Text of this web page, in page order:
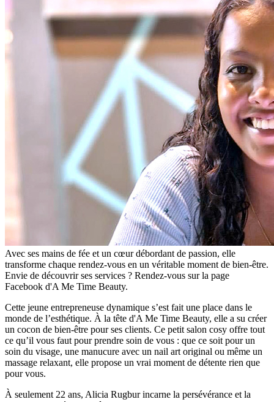
Avec ses mains de fée et un cœur débordant de passion, elle
transforme chaque rendez-vous en un véritable moment de bien-être.
Envie de découvrir ses services ? Rendez-vous sur la page
Facebook d'A Me Time Beauty.
Cette jeune entrepreneuse dynamique s’est fait une place dans le
monde de l’esthétique. À la tête d'A Me Time Beauty, elle a su créer
un cocon de bien-être pour ses clients. Ce petit salon cosy offre tout
ce qu’il vous faut pour prendre soin de vous : que ce soit pour un
soin du visage, une manucure avec un nail art original ou même un
massage relaxant, elle propose un vrai moment de détente rien que
pour vous.
À seulement 22 ans, Alicia Rugbur incarne la persévérance et la